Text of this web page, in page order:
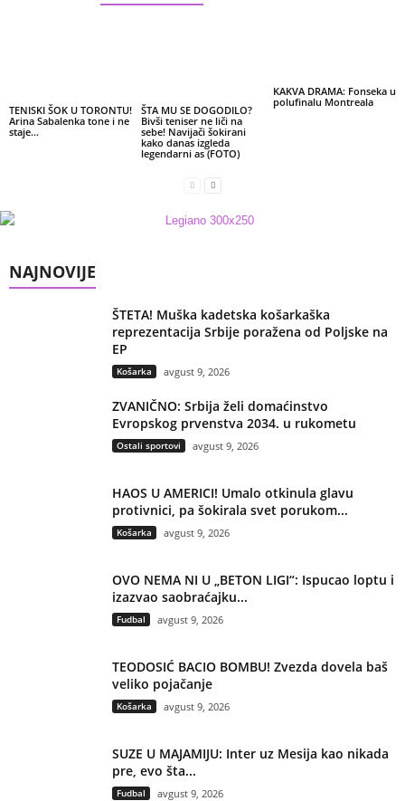
TENISKI ŠOK U TORONTU!
Arina Sabalenka tone i ne
staje…
ŠTA MU SE DOGODILO?
Bivši teniser ne liči na
sebe! Navijači šokirani
kako danas izgleda
legendarni as (FOTO)
KAKVA DRAMA: Fonseka u
polufinalu Montreala
NAJNOVIJE
ŠTETA! Muška kadetska košarkaška
reprezentacija Srbije poražena od Poljske na
EP
Košarka avgust 9, 2026
ZVANIČNO: Srbija želi domaćinstvo
Evropskog prvenstva 2034. u rukometu
Ostali sportovi avgust 9, 2026
HAOS U AMERICI! Umalo otkinula glavu
protivnici, pa šokirala svet porukom...
Košarka avgust 9, 2026
OVO NEMA NI U „BETON LIGI“: Ispucao loptu i
izazvao saobraćajku...
Fudbal avgust 9, 2026
TEODOSIĆ BACIO BOMBU! Zvezda dovela baš
veliko pojačanje
Košarka avgust 9, 2026
SUZE U MAJAMIJU: Inter uz Mesija kao nikada
pre, evo šta...
Fudbal avgust 9, 2026